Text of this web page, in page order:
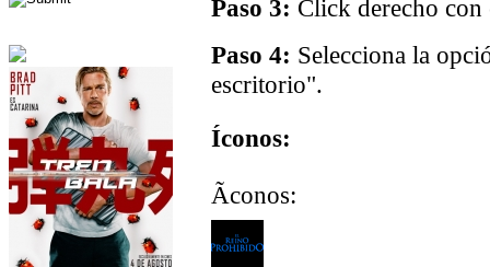
Paso 3: Click derecho con
Paso 4: Selecciona la
escritorio".
Íconos:
Ãconos: